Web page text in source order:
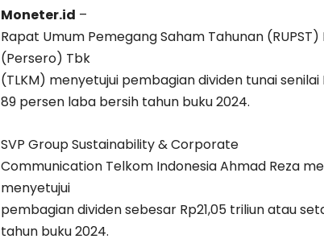
Moneter.id –
Rapat Umum Pemegang Saham Tahunan
(Persero) Tbk
(TLKM) menyetujui pembagian dividen tunai
89 persen laba bersih tahun buku 2024.
SVP Group Sustainability & Corporate
Communication Telkom Indonesia Ahmad Reza
menyetujui
pembagian dividen sebesar Rp21,05 triliun atau
tahun buku 2024.